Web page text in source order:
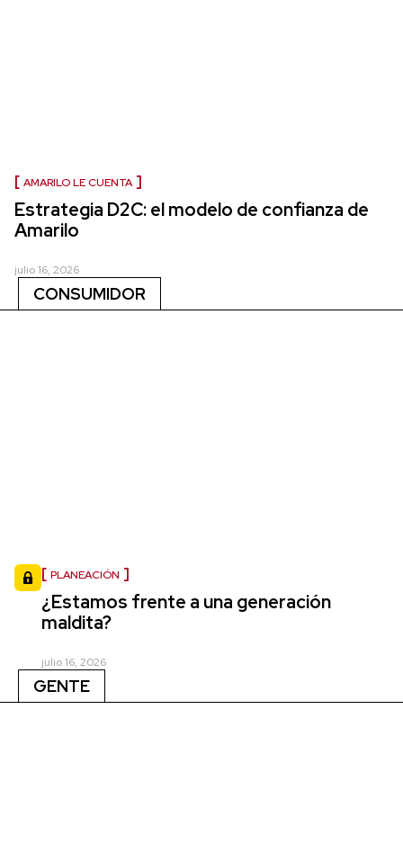
AMARILO LE CUENTA
Estrategia D2C: el modelo de confianza de
Amarilo
julio 16, 2026
CONSUMIDOR
PLANEACIÓN
¿Estamos frente a una generación
maldita?
julio 16, 2026
GENTE